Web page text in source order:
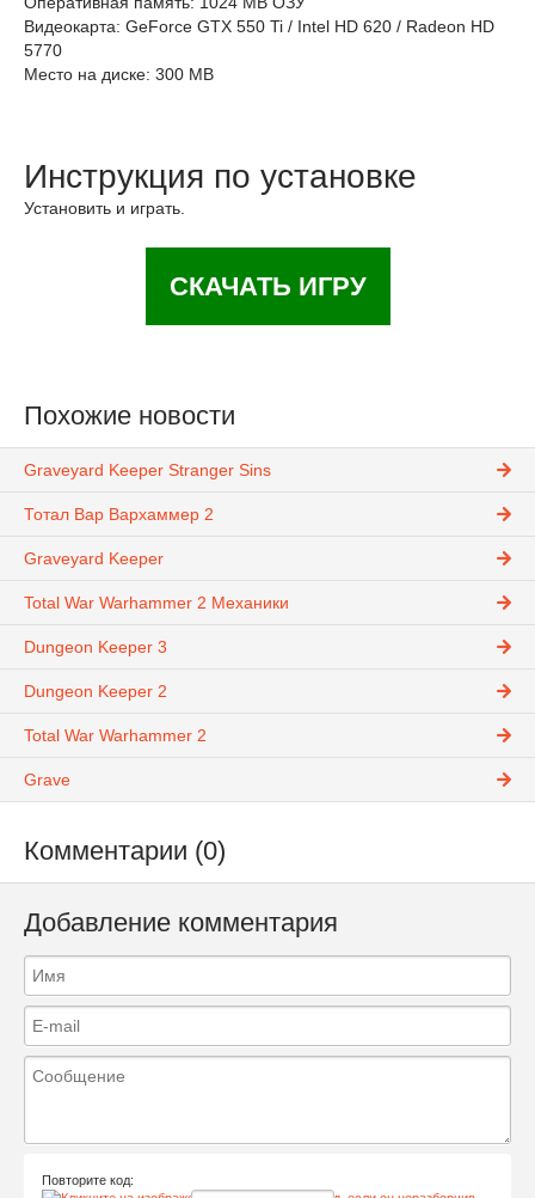
Видеокарта: GeForce GTX 550 Ti / Intel HD 620 / Radeon HD
5770
Место на диске: 300 MB
Инструкция по установке
Установить и играть.
СКАЧАТЬ ИГРУ
Похожие новости
Graveyard Keeper Stranger Sins
Тотал Вар Вархаммер 2
Graveyard Keeper
Total War Warhammer 2 Механики
Dungeon Keeper 3
Dungeon Keeper 2
Total War Warhammer 2
Grave
Комментарии (0)
Добавление комментария
Повторите код: